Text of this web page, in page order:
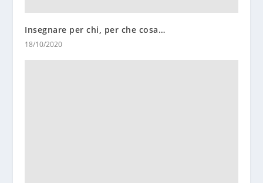
Insegnare per chi, per che cosa…
18/10/2020